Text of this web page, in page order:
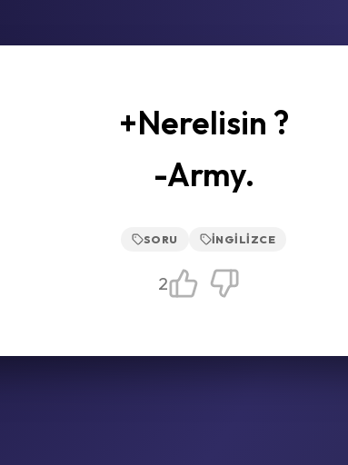
+Nerelisin ?
-Army.
SORU İNGILIZCE
2